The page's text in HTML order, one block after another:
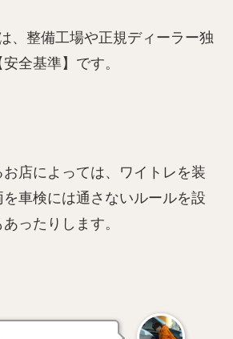
、整備工場や正規ディーラー独
全基準】です。
店によっては、ワイトレを装
車検には通さないルールを設
ったりします。